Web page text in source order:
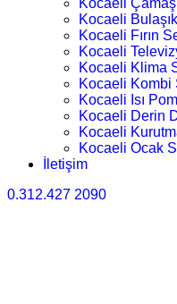
Kocaeli
Kocaeli Fırın
Kocaeli
Kocaeli Klima
Kocaeli Kombi
Kocaeli Isı
Kocaeli Derin
Kocaeli
Kocaeli Ocak
İletişim
0.312.427 2090